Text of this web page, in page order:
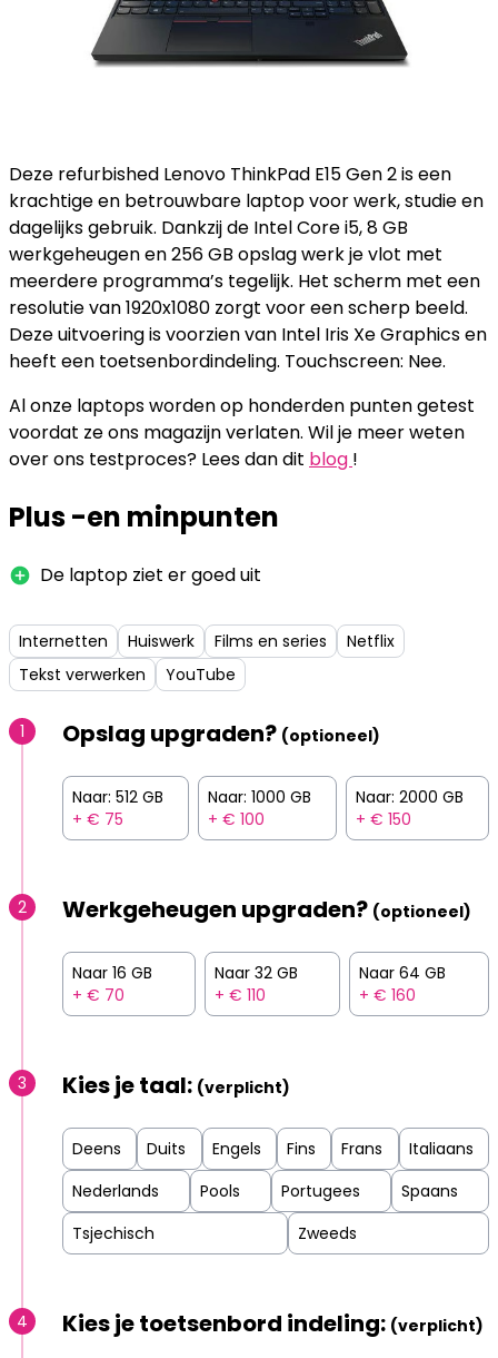
Deze refurbished Lenovo ThinkPad E15 Gen 2 is een
krachtige en betrouwbare laptop voor werk, studie en
dagelijks gebruik. Dankzij de Intel Core i5, 8 GB
werkgeheugen en 256 GB opslag werk je vlot met
meerdere programma’s tegelijk. Het scherm met een
resolutie van 1920x1080 zorgt voor een scherp beeld.
Deze uitvoering is voorzien van Intel Iris Xe Graphics en
heeft een toetsenbordindeling. Touchscreen: Nee.
Al onze laptops worden op honderden punten getest
voordat ze ons magazijn verlaten. Wil je meer weten
over ons testproces? Lees dan dit blog !
Plus -en minpunten
De laptop ziet er goed uit
Internetten Huiswerk Films en series
Netflix
Tekst verwerken
YouTube
1 Opslag upgraden? (optioneel)
Naar: 512 GB
+ € 75
Naar: 1000 GB
+ € 100
Naar: 2000 GB
+ € 150
2 Werkgeheugen upgraden? (optioneel)
Naar 16 GB
+ € 70
Naar 32 GB
+ € 110
Naar 64 GB
+ € 160
3 Kies je taal: (verplicht)
Deens Duits Engels Fins Frans
Italiaans
Nederlands
Pools Portugees
Spaans
Tsjechisch
Zweeds
4 Kies je toetsenbord indeling: (verplicht)